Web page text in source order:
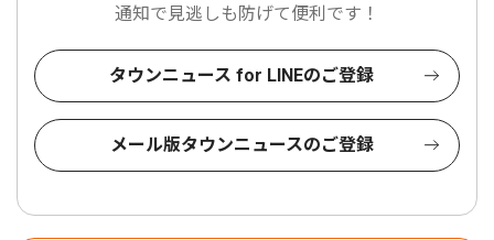
通知で見逃しも防げて便利です！
タウンニュース for LINEのご登録
メール版タウンニュースのご登録